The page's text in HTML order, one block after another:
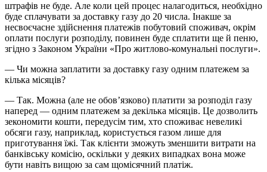
штрафів не буде. Але коли цей процес налагодиться, необхідно
буде сплачувати за доставку газу до 20 числа. Інакше за
несвоєчасне здійснення платежів побутовий споживач, окрім
оплати послуги розподілу, повинен буде сплатити ще й пеню,
згідно з Законом України «Про житлово-комунальні послуги».
— Чи можна заплатити за доставку газу одним платежем за
кілька місяців?
— Так. Можна (але не обов’язково) платити за розподіл газу
наперед — одним платежем за декілька місяців. Це дозволить
зекономити кошти, передусім тим, хто споживає невеликі
обсяги газу, наприклад, користується газом лише для
приготування їжі. Так клієнти зможуть зменшити витрати на
банківську комісію, оскільки у деяких випадках вона може
бути навіть вищою за сам щомісячний платіж.